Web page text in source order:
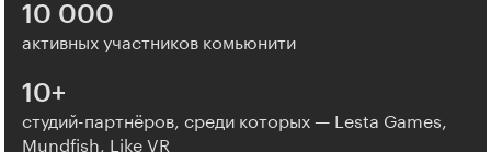
10 000
активных участников комьюнити
10+
студий-партнёров, среди которых — Lesta Games,
Mundfish, Like VR